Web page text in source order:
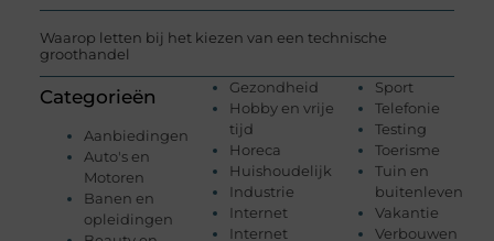
Waarop letten bij het kiezen van een technische
groothandel
Categorieën
Aanbiedingen
Auto's en
Motoren
Banen en
opleidingen
Gezondheid
Hobby en vrije
tijd
Horeca
Huishoudelijk
Industrie
Internet
Internet
Sport
Telefonie
Testing
Toerisme
Tuin en
buitenleven
Vakantie
Verbouwen